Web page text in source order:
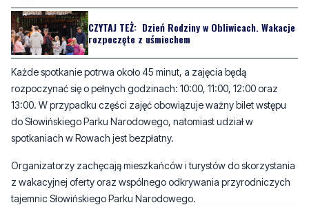
CZYTAJ TEŻ: Dzień Rodziny w Obliwicach. Wakacje
rozpoczęte z uśmiechem
Każde spotkanie potrwa około 45 minut, a zajęcia będą
rozpoczynać się o pełnych godzinach: 10:00, 11:00, 12:00 oraz
13:00. W przypadku części zajęć obowiązuje ważny bilet wstępu
do Słowińskiego Parku Narodowego, natomiast udział w
spotkaniach w Rowach jest bezpłatny.
Organizatorzy zachęcają mieszkańców i turystów do skorzystania
z wakacyjnej oferty oraz wspólnego odkrywania przyrodniczych
tajemnic Słowińskiego Parku Narodowego.